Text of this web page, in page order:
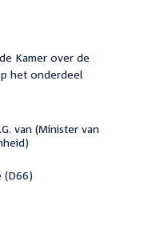
Kamer over de
het onderdeel
van (Minister van
(D66)